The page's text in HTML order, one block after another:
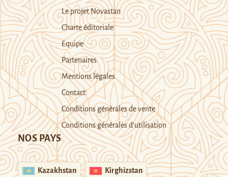
Le projet Novastan
Charte éditoriale
Equipe
Partenaires
Mentions légales
Contact
Conditions générales de vente
Conditions générales d’utilisation
NOS PAYS
Kazakhstan Kirghizstan